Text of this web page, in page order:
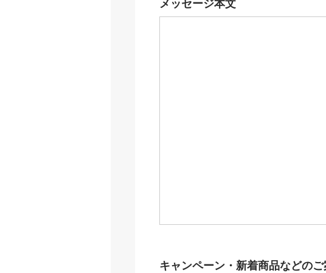
メッセージ本文
キャンペーン・新着商品などのご